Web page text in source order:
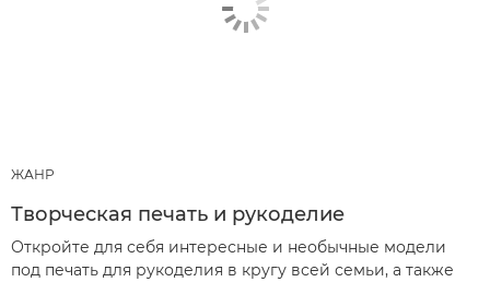
ЖАНР
Творческая печать и рукоделие
Откройте для себя интересные и необычные модели
под печать для рукоделия в кругу всей семьи, а также